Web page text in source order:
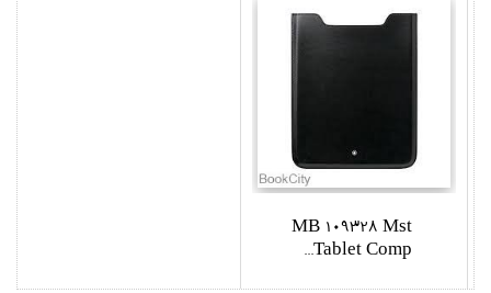
MB 109328 Mst
Tablet Comp...